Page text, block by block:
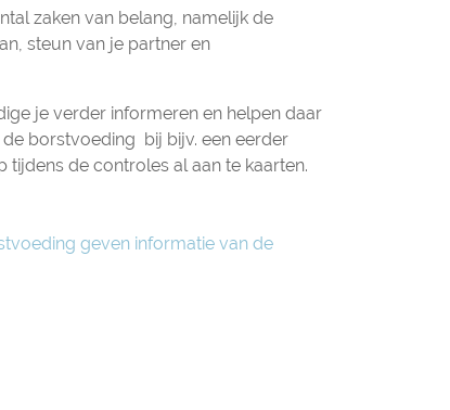
zaken van belang, namelijk de
steun van je partner en
je verder informeren en helpen daar
borstvoeding bij bijv. een eerder
de controles al aan te kaarten.
geven informatie van de